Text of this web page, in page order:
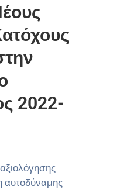
2022-
αυτοδύναμης